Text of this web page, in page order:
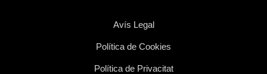
Avís Legal
Política de Cookies
Política de Privacitat